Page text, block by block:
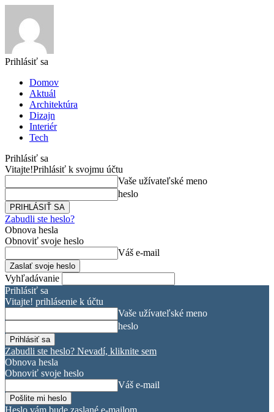
Prihlásiť sa
Domov
Aktuál
Architektúra
Dizajn
Interiér
Tech
Prihlásiť sa
Vitajte!Prihlásiť k svojmu účtu
Vaše užívateľské meno
heslo
Zabudli ste heslo?
Obnova hesla
Obnoviť svoje heslo
Váš e-mail
Vyhľadávanie
Prihlásiť sa
Vitajte! prihlásenie k účtu
Vaše užívateľské meno
heslo
Zabudli ste heslo? Nevadí, kliknite sem
Obnova hesla
Obnoviť svoje heslo
Váš e-mail
Heslo vám bude zaslané e-mailom